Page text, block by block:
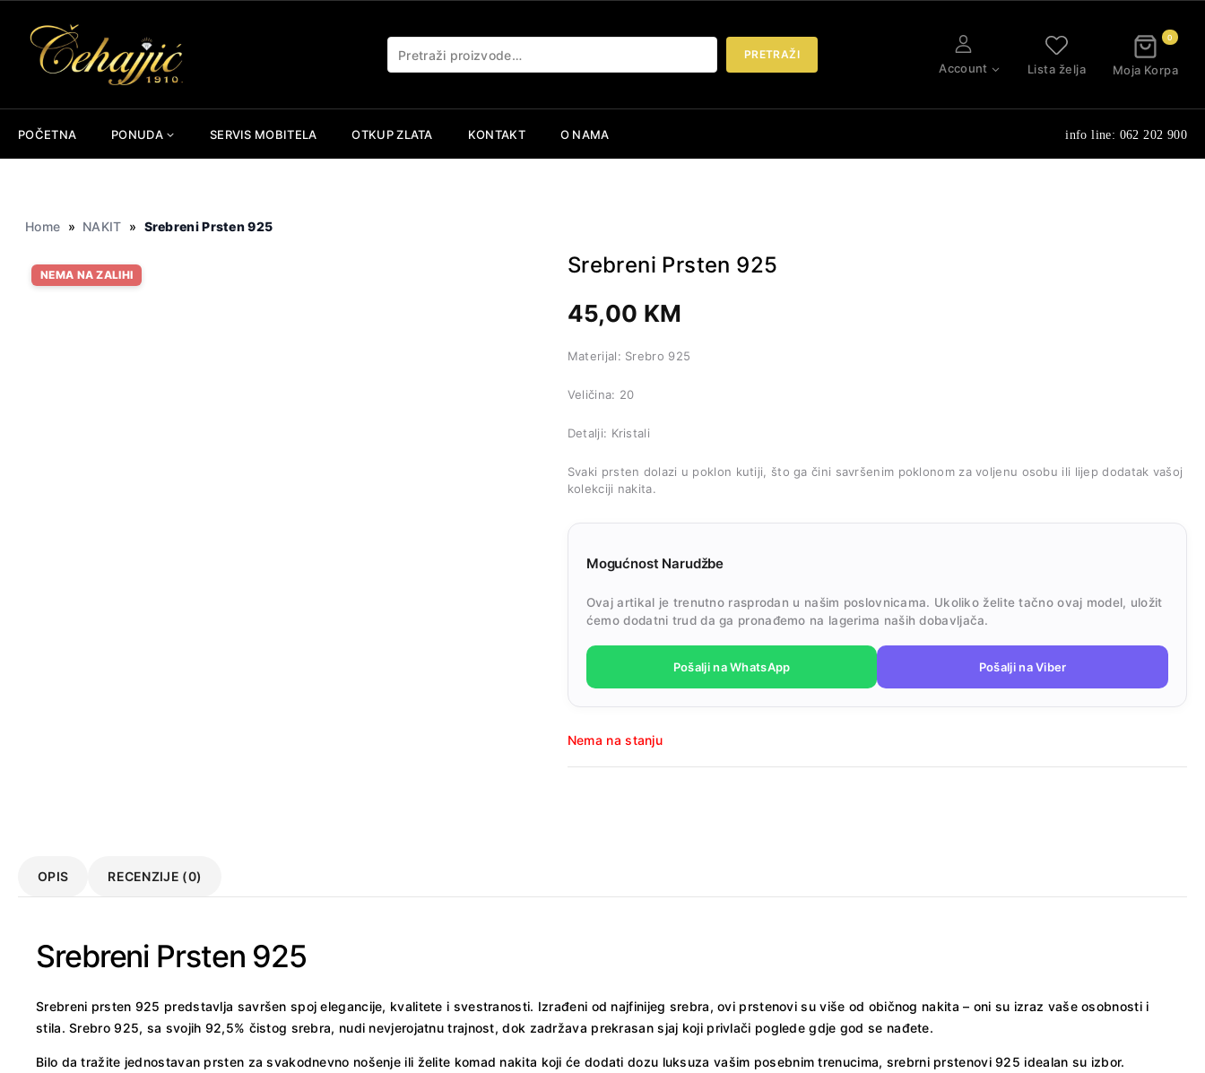
content
PRETRAŽI
Account Lista želja
0
Moja Korpa
POČETNA PONUDA SERVIS MOBITELA OTKUP ZLATA KONTAKT O NAMA info line: 062 202 900
Home » NAKIT » Srebreni Prsten 925
NEMA NA ZALIHI Srebreni Prsten 925
45,00 KM
Materijal: Srebro 925
Veličina: 20
Detalji: Kristali
Svaki prsten dolazi u poklon kutiji, što ga čini savršenim poklonom za voljenu osobu ili lijep dodatak vašoj
kolekciji nakita.
Mogućnost Narudžbe
Ovaj artikal je trenutno rasprodan u našim poslovnicama. Ukoliko želite tačno ovaj model, uložit
ćemo dodatni trud da ga pronađemo na lagerima naših dobavljača.
Pošalji na WhatsApp Pošalji na Viber
Nema na stanju
OPIS RECENZIJE (0)
Srebreni Prsten 925
Srebreni prsten 925 predstavlja savršen spoj elegancije, kvalitete i svestranosti. Izrađeni od najfinijeg srebra, ovi prstenovi su više od običnog nakita – oni su izraz vaše osobnosti i
stila. Srebro 925, sa svojih 92,5% čistog srebra, nudi nevjerojatnu trajnost, dok zadržava prekrasan sjaj koji privlači poglede gdje god se nađete.
Bilo da tražite jednostavan prsten za svakodnevno nošenje ili želite komad nakita koji će dodati dozu luksuza vašim posebnim trenucima, srebrni prstenovi 925 idealan su izbor.